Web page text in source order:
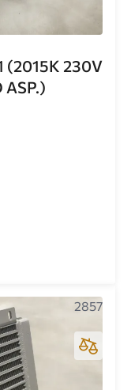
(2015K 230V
ASP.)
2857